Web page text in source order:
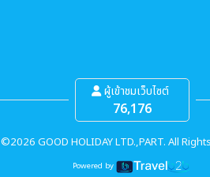
ผู้เข้าชมเว็บไซต์
76,176
©2026 GOOD HOLIDAY LTD.,PART. All
Powered by